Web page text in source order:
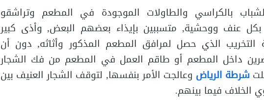
بالكراسي والطاولات الموجودة في المطعم وتراشقو
عنف ووحشية, متسببين بإيذاء بعضهم البعض, وأذى كبير
التخريب الذي حصل لمرافق المطعم المذكور وأثاثه, دون أن
داخل المطعم أو طاقم العمل في المطعم من فك الشجار
شرطة الرياض وعالجت الأمر بنفسها, لتوقف الشجار العنيف بين
الخلاف فيما بينهم.